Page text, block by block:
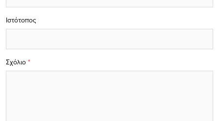
Σχόλιο *
Ιστότοπος